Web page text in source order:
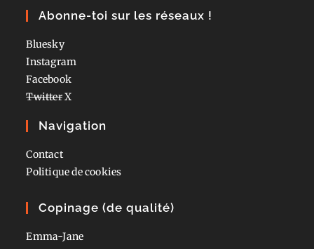
Abonne-toi sur les réseaux !
Bluesky
Instagram
Facebook
TwitterX
Navigation
Contact
Politique de cookies
Copinage (de qualité)
Emma-Jane